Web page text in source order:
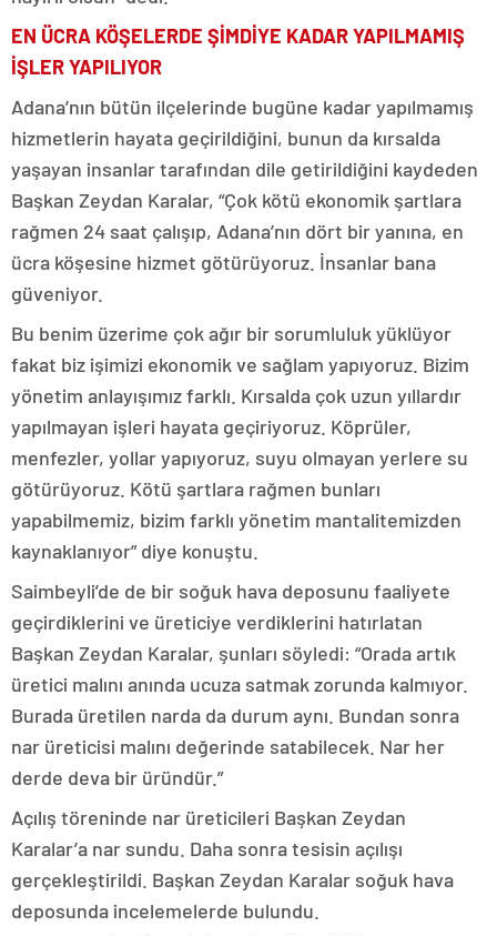
EN ÜCRA KÖŞELERDE ŞİMDİYE KADAR YAPILMAMIŞ
İŞLER YAPILIYOR
Adana’nın bütün ilçelerinde bugüne kadar yapılmamış
hizmetlerin hayata geçirildiğini, bunun da kırsalda
yaşayan insanlar tarafından dile getirildiğini kaydeden
Başkan Zeydan Karalar, “Çok kötü ekonomik şartlara
rağmen 24 saat çalışıp, Adana’nın dört bir yanına, en
ücra köşesine hizmet götürüyoruz. İnsanlar bana
güveniyor.
Bu benim üzerime çok ağır bir sorumluluk yüklüyor
fakat biz işimizi ekonomik ve sağlam yapıyoruz. Bizim
yönetim anlayışımız farklı. Kırsalda çok uzun yıllardır
yapılmayan işleri hayata geçiriyoruz. Köprüler,
menfezler, yollar yapıyoruz, suyu olmayan yerlere su
götürüyoruz. Kötü şartlara rağmen bunları
yapabilmemiz, bizim farklı yönetim mantalitemizden
kaynaklanıyor” diye konuştu.
Saimbeyli’de de bir soğuk hava deposunu faaliyete
geçirdiklerini ve üreticiye verdiklerini hatırlatan
Başkan Zeydan Karalar, şunları söyledi: “Orada artık
üretici malını anında ucuza satmak zorunda kalmıyor.
Burada üretilen narda da durum aynı. Bundan sonra
nar üreticisi malını değerinde satabilecek. Nar her
derde deva bir üründür.”
Açılış töreninde nar üreticileri Başkan Zeydan
Karalar’a nar sundu. Daha sonra tesisin açılışı
gerçekleştirildi. Başkan Zeydan Karalar soğuk hava
deposunda incelemelerde bulundu.